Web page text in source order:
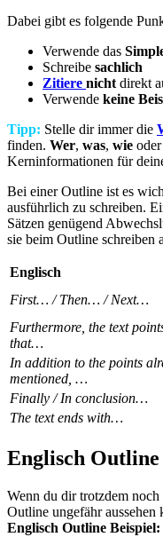
Dabei gibt es folgende
Verwende das
Schreibe sachlich
Zitiere nicht direkt
Verwende keine
Tipp: Stelle dir immer die
finden. Wer, was, wie oder
Kerninformationen für
Bei einer Outline ist es
ausführlich zu schreiben.
Sätzen genügend
sie beim Outline schreiben
Englisch
First… / Then… / Next…
Furthermore, the text
that…
In addition to the points
mentioned, …
Finally / In conclusion…
The text ends with…
Englisch Outline
Wenn du dir trotzdem
Outline ungefähr aussehen
Englisch Outline Beispiel: